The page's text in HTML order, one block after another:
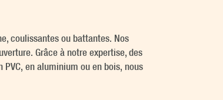
coulissantes ou battantes. Nos
Grâce à notre expertise, des
en aluminium ou en bois, nous